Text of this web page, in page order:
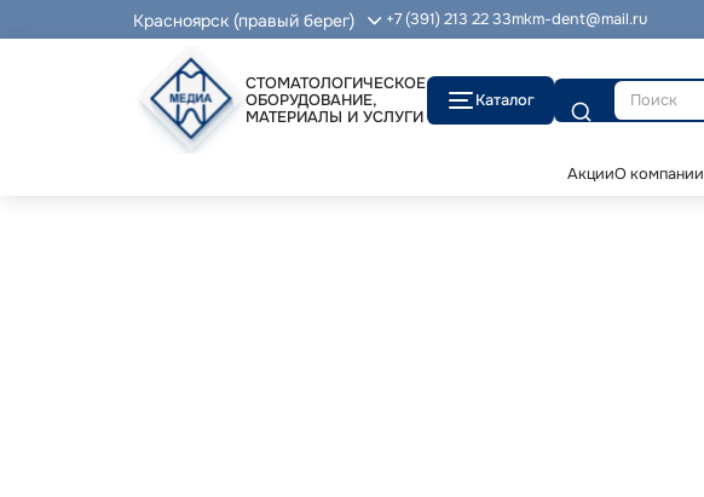
Красноярск (правый берег) +7 (391) 213 22 33mkm-dent@mail.ru
СТОМАТОЛОГИЧЕСКОЕ
ОБОРУДОВАНИЕ,
МАТЕРИАЛЫ И УСЛУГИ
Каталог
Поиск
АкцииО компании